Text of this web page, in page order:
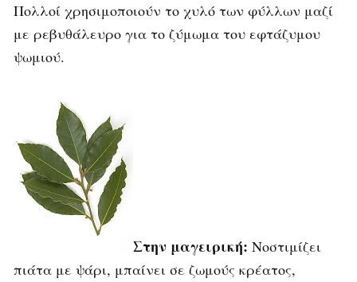
Πολλοί χρησιμοποιούν το χυλό των φύλλων μαζί
με ρεβυθάλευρο για το ζύμωμα του εφτάζυμου
ψωμιού.
Στην μαγειρική: Νοστιμίζει
πιάτα με ψάρι, μπαίνει σε ζωμούς κρέατος,